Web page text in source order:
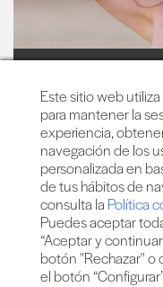
Este sitio web
para mantener la
experiencia,
navegación de los
personalizada en
de tus hábitos de
consulta la Política
Puedes aceptar
“Aceptar y
botón "Rechazar" o
el botón